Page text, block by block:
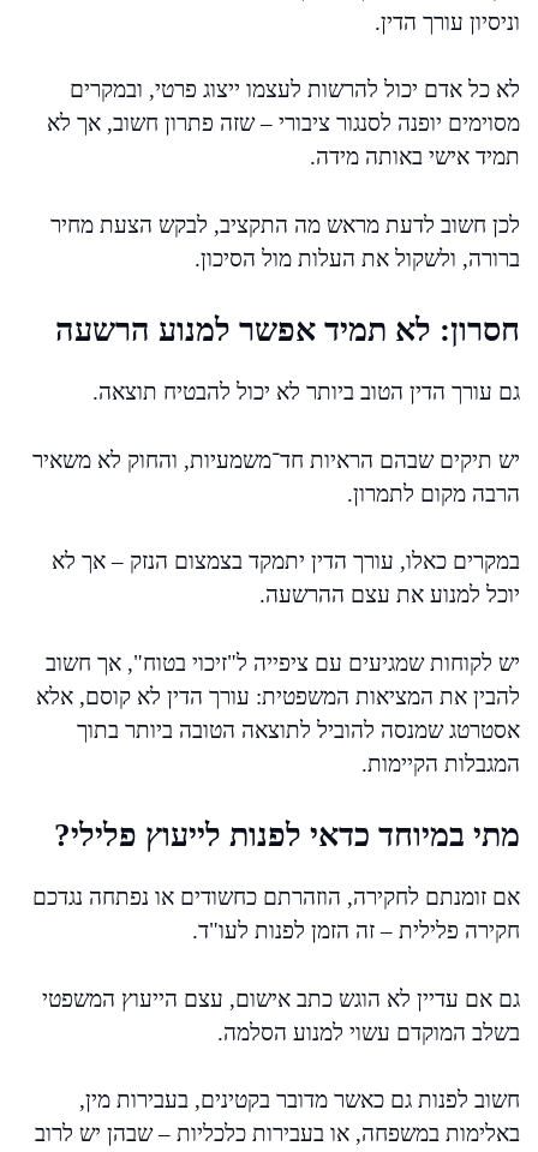
וניסיון עורך הדין.
לא כל אדם יכול להרשות לעצמו ייצוג פרטי, ובמקרים
מסוימים יופנה לסנגור ציבורי – שזה פתרון חשוב, אך לא
תמיד אישי באותה מידה.
לכן חשוב לדעת מראש מה התקציב, לבקש הצעת מחיר
ברורה, ולשקול את העלות מול הסיכון.
חסרון: לא תמיד אפשר למנוע הרשעה
גם עורך הדין הטוב ביותר לא יכול להבטיח תוצאה.
יש תיקים שבהם הראיות חד־משמעיות, והחוק לא משאיר
הרבה מקום לתמרון.
במקרים כאלו, עורך הדין יתמקד בצמצום הנזק – אך לא
יוכל למנוע את עצם ההרשעה.
יש לקוחות שמגיעים עם ציפייה ל"זיכוי בטוח", אך חשוב
להבין את המציאות המשפטית: עורך הדין לא קוסם, אלא
אסטרטג שמנסה להוביל לתוצאה הטובה ביותר בתוך
המגבלות הקיימות.
מתי במיוחד כדאי לפנות לייעוץ פלילי?
אם זומנתם לחקירה, הוזהרתם כחשודים או נפתחה נגדכם
חקירה פלילית – זה הזמן לפנות לעו"ד.
גם אם עדיין לא הוגש כתב אישום, עצם הייעוץ המשפטי
בשלב המוקדם עשוי למנוע הסלמה.
חשוב לפנות גם כאשר מדובר בקטינים, בעבירות מין,
באלימות במשפחה, או בעבירות כלכליות – שבהן יש לרוב